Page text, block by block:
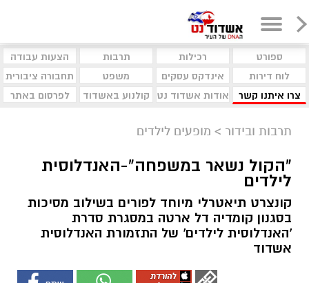
ספורט רכילות תרבות
הצעות עבודה
לוח דירות
אינדקס עסקים משפט
תחבורה ציבורית
צרו איתנו קשר
אודות אשדוד נט קולנוע באשדוד לפרסום באתר
תרבות ובידור > מופעים לילדים
"הקול נשאר במשפחה"-האנדלוסית
לילדים
קונצרט תיאטרלי מיוחד לפורים בשילוב מסיכות
בסגנון קומדיה דל ארטה במסגרת סדרת
'האנדלוסית לילדים' של התזמורת האנדלוסית
אשדוד